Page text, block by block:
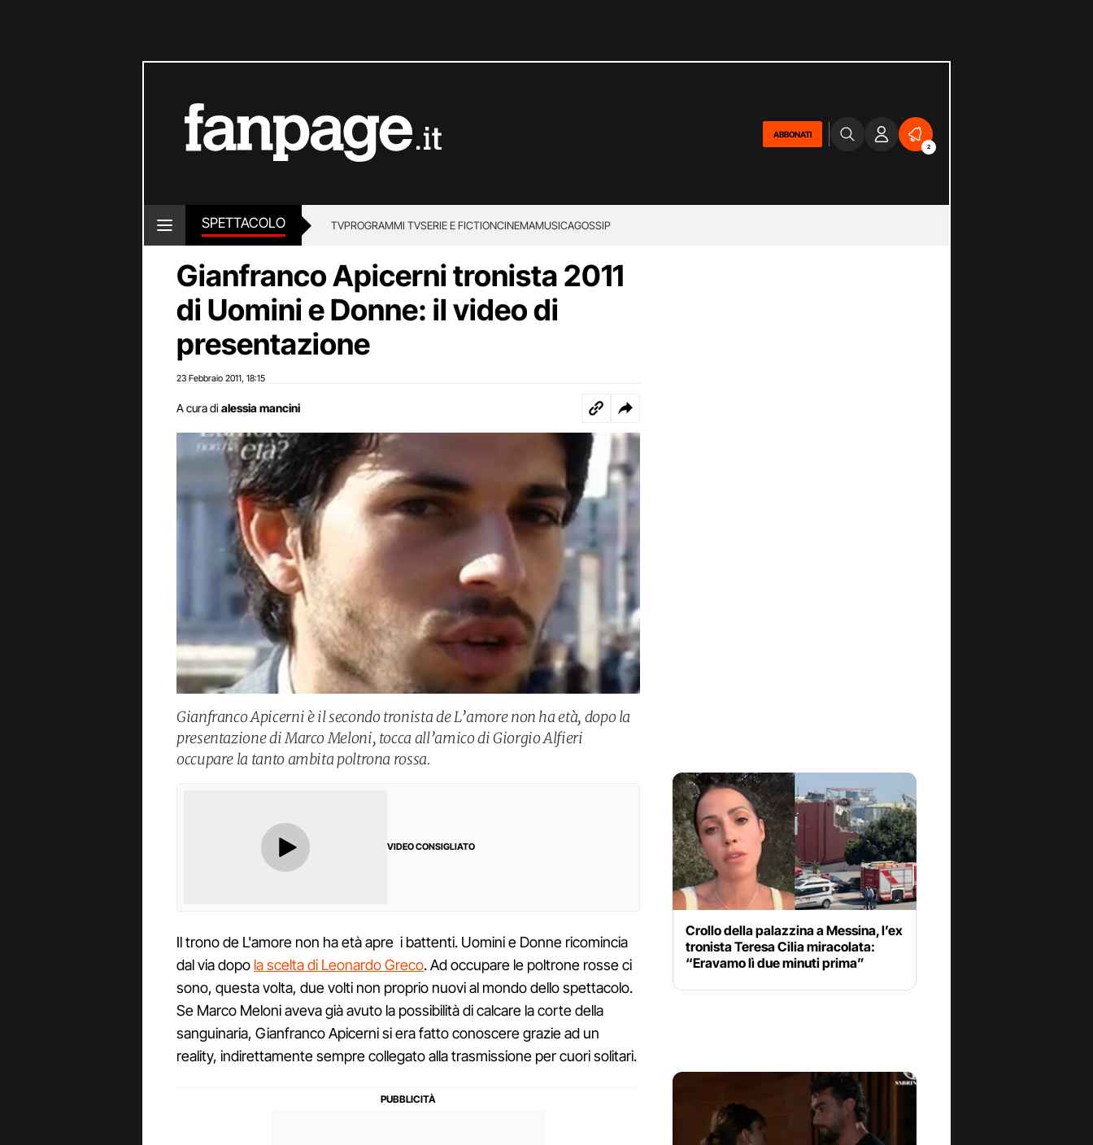
ABBONATI
2
SPETTACOLO TVPROGRAMMI TVSERIE E FICTIONCINEMAMUSICAGOSSIP
Gianfranco Apicerni tronista 2011
di Uomini e Donne: il video di
presentazione
23 Febbraio 2011 18:15
A cura di alessia mancini
Gianfranco Apicerni è il secondo tronista de L’amore non ha età, dopo la
presentazione di Marco Meloni, tocca all’amico di Giorgio Alfieri
occupare la tanto ambita poltrona rossa.
VIDEO CONSIGLIATO
Il trono de L'amore non ha età apre i battenti. Uomini e Donne ricomincia
dal via dopo la scelta di Leonardo Greco. Ad occupare le poltrone rosse ci
sono, questa volta, due volti non proprio nuovi al mondo dello spettacolo.
Se Marco Meloni aveva già avuto la possibilità di calcare la corte della
sanguinaria, Gianfranco Apicerni si era fatto conoscere grazie ad un
reality, indirettamente sempre collegato alla trasmissione per cuori solitari.
Crollo della palazzina a Messina, l’ex
tronista Teresa Cilia miracolata:
“Eravamo lì due minuti prima”